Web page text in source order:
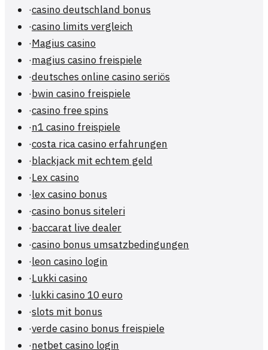
·casino deutschland bonus
·casino limits vergleich
·Magius casino
·magius casino freispiele
·deutsches online casino seriös
·bwin casino freispiele
·casino free spins
·n1 casino freispiele
·costa rica casino erfahrungen
·blackjack mit echtem geld
·Lex casino
·lex casino bonus
·casino bonus siteleri
·baccarat live dealer
·casino bonus umsatzbedingungen
·leon casino login
·Lukki casino
·lukki casino 10 euro
·slots mit bonus
·verde casino bonus freispiele
·netbet casino login